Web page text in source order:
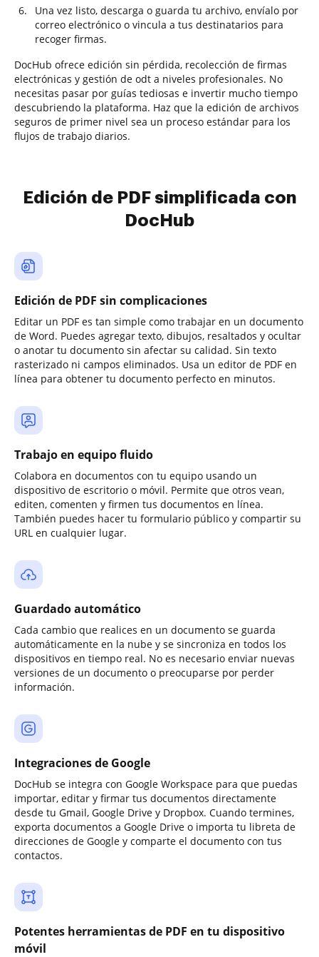
Una vez listo, descarga o guarda tu archivo, envíalo por
correo electrónico o vincula a tus destinatarios para
recoger firmas.
DocHub ofrece edición sin pérdida, recolección de firmas
electrónicas y gestión de odt a niveles profesionales. No
necesitas pasar por guías tediosas e invertir mucho tiempo
descubriendo la plataforma. Haz que la edición de archivos
seguros de primer nivel sea un proceso estándar para los
flujos de trabajo diarios.
Edición de PDF simplificada con
DocHub
Edición de PDF sin complicaciones
Editar un PDF es tan simple como trabajar en un documento
de Word. Puedes agregar texto, dibujos, resaltados y ocultar
o anotar tu documento sin afectar su calidad. Sin texto
rasterizado ni campos eliminados. Usa un editor de PDF en
línea para obtener tu documento perfecto en minutos.
Trabajo en equipo fluido
Colabora en documentos con tu equipo usando un
dispositivo de escritorio o móvil. Permite que otros vean,
editen, comenten y firmen tus documentos en línea.
También puedes hacer tu formulario público y compartir su
URL en cualquier lugar.
Guardado automático
Cada cambio que realices en un documento se guarda
automáticamente en la nube y se sincroniza en todos los
dispositivos en tiempo real. No es necesario enviar nuevas
versiones de un documento o preocuparse por perder
información.
Integraciones de Google
DocHub se integra con Google Workspace para que puedas
importar, editar y firmar tus documentos directamente
desde tu Gmail, Google Drive y Dropbox. Cuando termines,
exporta documentos a Google Drive o importa tu libreta de
direcciones de Google y comparte el documento con tus
contactos.
Potentes herramientas de PDF en tu dispositivo
móvil